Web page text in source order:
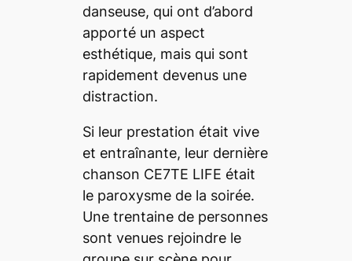
danseuse, qui ont d’abord
apporté un aspect
esthétique, mais qui sont
rapidement devenus une
distraction.
Si leur prestation était vive
et entraînante, leur dernière
chanson CE7TE LIFE était
le paroxysme de la soirée.
Une trentaine de personnes
sont venues rejoindre le